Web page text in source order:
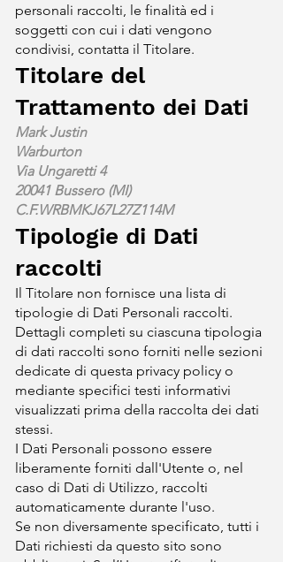
personali raccolti, le finalità ed i
soggetti con cui i dati vengono
condivisi, contatta il Titolare.
Titolare del
Trattamento dei Dati
Mark Justin
Warburton
Via Ungaretti 4
20041 Bussero (MI)
C.F.WRBMKJ67L27Z114M
Tipologie di Dati
raccolti
Il Titolare non fornisce una lista di
tipologie di Dati Personali raccolti.
Dettagli completi su ciascuna tipologia
di dati raccolti sono forniti nelle sezioni
dedicate di questa privacy policy o
mediante specifici testi informativi
visualizzati prima della raccolta dei dati
stessi.
I Dati Personali possono essere
liberamente forniti dall'Utente o, nel
caso di Dati di Utilizzo, raccolti
automaticamente durante l'uso.
Se non diversamente specificato, tutti i
Dati richiesti da questo sito sono